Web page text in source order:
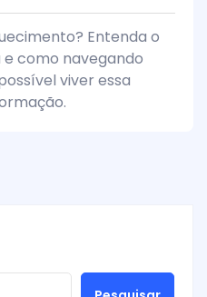
Entenda o
como navegando
viver essa